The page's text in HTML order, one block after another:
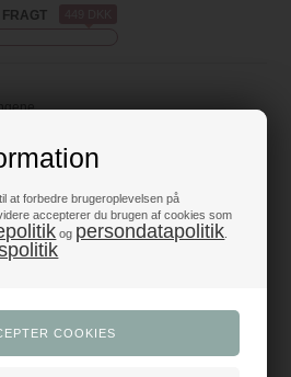
at forbedre brugeroplevelsen på
accepterer du brugen af cookies som
og persondatapolitik
FRAGT